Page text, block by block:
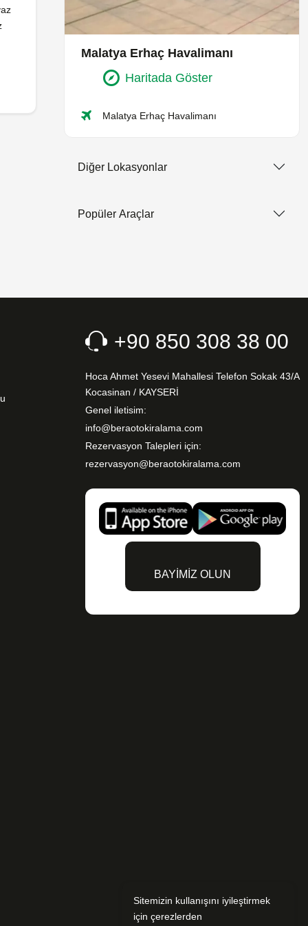
Malatya Erhaç Havalimanı
Haritada Göster
Malatya Erhaç Havalimanı
Diğer Lokasyonlar
Popüler Araçlar
+90 850 308 38 00
Hoca Ahmet Yesevi Mahallesi Telefon Sokak 43/A
Kocasinan / KAYSERİ
Genel iletisim:
info@beraotokiralama.com
Rezervasyon Talepleri için:
rezervasyon@beraotokiralama.com
BAYİMİZ OLUN
Sitemizin kullanışını iyileştirmek
için çerezlerden